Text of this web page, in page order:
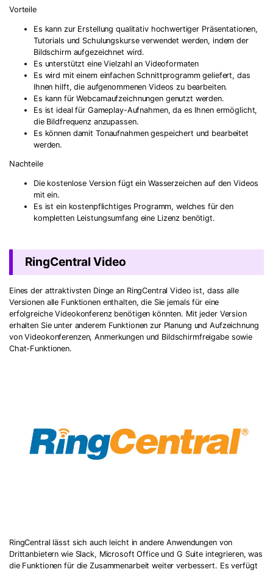
Vorteile
Es kann zur Erstellung qualitativ hochwertiger Präsentationen,
Tutorials und Schulungskurse verwendet werden, indem der
Bildschirm aufgezeichnet wird.
Es unterstützt eine Vielzahl an Videoformaten
Es wird mit einem einfachen Schnittprogramm geliefert, das
Ihnen hilft, die aufgenommenen Videos zu bearbeiten.
Es kann für Webcamaufzeichnungen genutzt werden.
Es ist ideal für Gameplay-Aufnahmen, da es Ihnen ermöglicht,
die Bildfrequenz anzupassen.
Es können damit Tonaufnahmen gespeichert und bearbeitet
werden.
Nachteile
Die kostenlose Version fügt ein Wasserzeichen auf den Videos
mit ein.
Es ist ein kostenpflichtiges Programm, welches für den
kompletten Leistungsumfang eine Lizenz benötigt.
RingCentral Video
Eines der attraktivsten Dinge an RingCentral Video ist, dass alle
Versionen alle Funktionen enthalten, die Sie jemals für eine
erfolgreiche Videokonferenz benötigen könnten. Mit jeder Version
erhalten Sie unter anderem Funktionen zur Planung und Aufzeichnung
von Videokonferenzen, Anmerkungen und Bildschirmfreigabe sowie
Chat-Funktionen.
RingCentral lässt sich auch leicht in andere Anwendungen von
Drittanbietern wie Slack, Microsoft Office und G Suite integrieren, was
die Funktionen für die Zusammenarbeit weiter verbessert. Es verfügt